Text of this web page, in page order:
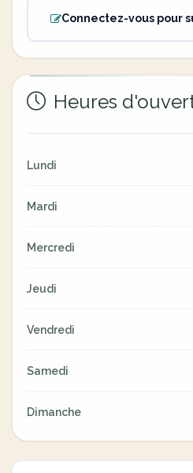
Connectez-vous pour
Heures
Lundi
Mardi
Mercredi
Jeudi
Vendredi
Samedi
Dimanche